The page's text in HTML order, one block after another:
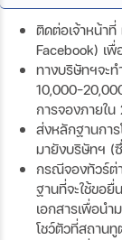
ติดต่อเจ้าหน้า
Facebook) เ
ทางบริษัทฯจะท
10,000-
การจองภายใน
ส่งหลักฐานกา
มายังบริษัทฯ (
กรณีจองทัวร์ต่
ฐานที่จะใช้ขอ
เอกสารเพื่อน
โชว์ตัวที่สถาน